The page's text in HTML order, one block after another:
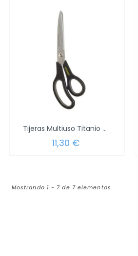
Tijeras Multiuso Titanio 9,5" Blister
11,30 €
Mostrando 1 - 7 de 7 elementos